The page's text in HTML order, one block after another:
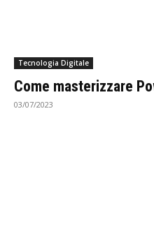
Tecnologia Digitale
Come masterizzare
03/07/2023